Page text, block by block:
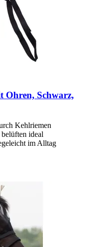
Ohren, Schwarz,
Kehlriemen
ideal
im Alltag